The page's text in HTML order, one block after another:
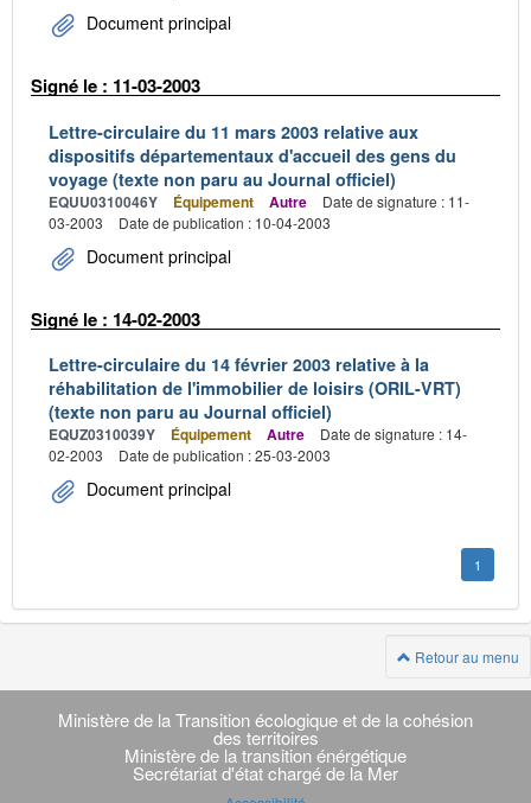
Document principal
Signé le : 11-03-2003
Lettre-circulaire du 11 mars 2003 relative aux
dispositifs départementaux d'accueil des gens du
voyage (texte non paru au Journal officiel)
EQUU0310046Y Équipement Autre
Date de signature : 11-
03-2003
Date de publication : 10-04-2003
Document principal
Signé le : 14-02-2003
Lettre-circulaire du 14 février 2003 relative à la
réhabilitation de l'immobilier de loisirs (ORIL-VRT)
(texte non paru au Journal officiel)
EQUZ0310039Y Équipement Autre
Date de signature : 14-
02-2003
Date de publication : 25-03-2003
Document principal
1
Retour au menu
Navigation
transverse
Ministère de la Transition écologique et de la cohésion
des territoires
Ministère de la transition énérgétique
Secrétariat d'état chargé de la Mer